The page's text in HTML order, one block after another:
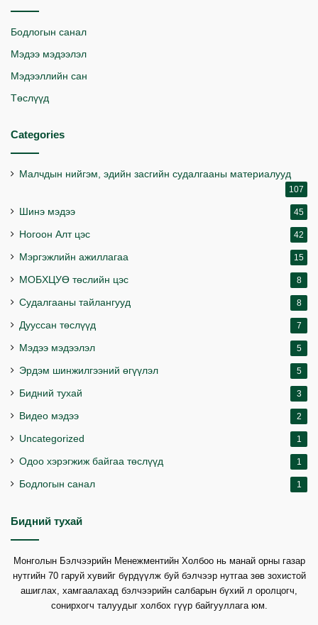
Бодлогын санал
Мэдээ мэдээлэл
Мэдээллийн сан
Төслүүд
Categories
Малчдын нийгэм, эдийн засгийн судалгааны материалууд
107
Шинэ мэдээ 45
Ногоон Алт цэс 42
Мэргэжлийн ажиллагаа 15
МОБХЦУӨ төслийн цэс 8
Судалгааны тайлангууд 8
Дууссан төслүүд 7
Мэдээ мэдээлэл 5
Эрдэм шинжилгээний өгүүлэл 5
Бидний тухай 3
Видео мэдээ 2
Uncategorized 1
Одоо хэрэгжиж байгаа төслүүд 1
Бодлогын санал 1
Бидний тухай
Монголын Бэлчээрийн Менежментийн Холбоо нь манай орны газар
нутгийн 70 гаруй хувийг бүрдүүлж буй бэлчээр нутгаа зөв зохистой
ашиглах, хамгаалахад бэлчээрийн салбарын бүхий л оролцогч,
сонирхогч талуудыг холбох гүүр байгууллага юм.